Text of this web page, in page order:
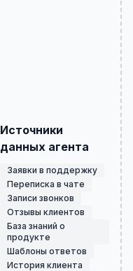
Источники
данных агента
Заявки в поддержку
Переписка в чате
Записи звонков
Отзывы клиентов
База знаний о
продукте
Шаблоны ответов
История клиента